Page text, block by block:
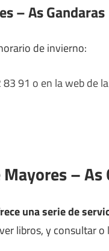
– As Gandaras
de invierno:
91 o en la web de
– As
una serie de
libros, y consultar o